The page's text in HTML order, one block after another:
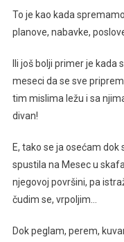
To je kao kada
planove, nabavke,
Ili još bolji primer je
meseci da se sve
tim mislima ležu i sa
divan!
E, tako se ja osećam
spustila na Mesec u
njegovoj površini, pa
čudim se, vrpoljim…
Dok peglam, perem,